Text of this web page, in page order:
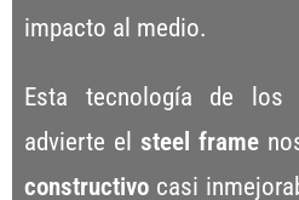
impacto al medio.
Esta tecnología de los
advierte el steel frame
constructivo casi